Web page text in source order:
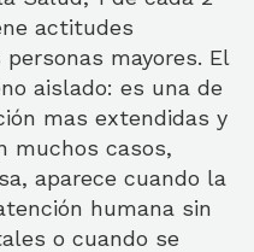
actitudes
mayores. El
aislado: es una de
mas extendidas y
muchos casos,
aparece cuando la
humana sin
o cuando se